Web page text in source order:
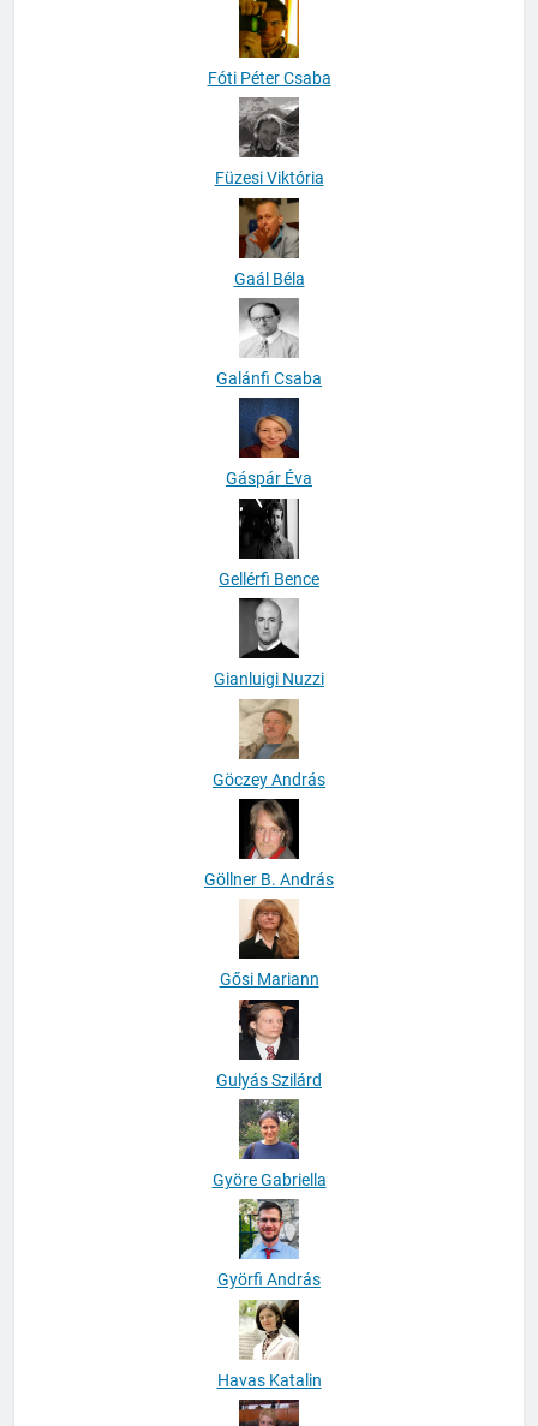
Fóti Péter Csaba
Füzesi Viktória
Gaál Béla
Galánfi Csaba
Gáspár Éva
Gellérfi Bence
Gianluigi Nuzzi
Göczey András
Göllner B. András
Gősi Mariann
Gulyás Szilárd
Györe Gabriella
Györfi András
Havas Katalin